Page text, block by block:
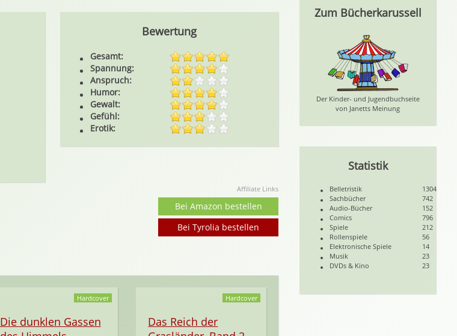
Bewertung
Gesamt:
Spannung:
Anspruch:
Humor:
Gewalt:
Gefühl:
Erotik:
Affiliate Links
Bei Amazon bestellen
Bei Tyrolia bestellen
Hardcover
Die dunklen Gassen
Hardcover
Das Reich der
Zum Bücherkarussell
Der Kinder- und Jugendbuchseite
von Janetts Meinung
Statistik
Belletristik
1304
Sachbücher
742
Audio-Bücher
152
Comics
796
Spiele
212
Rollenspiele
56
Elektronische Spiele
14
Musik
23
DVDs & Kino
23